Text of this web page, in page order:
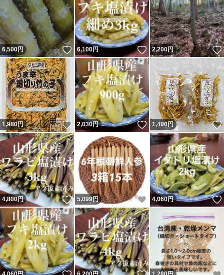
6,500円 いいね！
6,100円 いいね！
2,200円
1,980円 いいね！
2,030円 いいね！
1,490円
4,800円 いいね！
5,099円 いいね！
4,060円